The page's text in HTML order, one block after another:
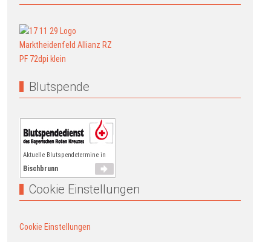
Blutspende
Aktuelle Blutspendetermine in
Bischbrunn
Cookie Einstellungen
Cookie Einstellungen